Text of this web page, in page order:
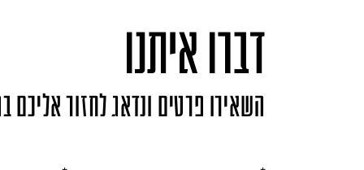
דברו איתנו
השאירו פרטים ונדאג לחזור אליכם